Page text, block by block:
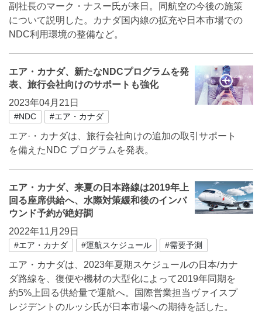
副社長のマーク・ナスー氏が来日。同航空の今後の施策
について説明した。カナダ国内線の拡充や日本市場での
NDC利用環境の整備など。
エア・カナダ、新たなNDCプログラムを発
表、旅行会社向けのサポートも強化
2023年04月21日
#NDC #エア・カナダ
エア·・カナダは、旅行会社向けの追加の取引サポート
を備えたNDC プログラムを発表。
エア・カナダ、来夏の日本路線は2019年上
回る座席供給へ、水際対策緩和後のインバ
ウンド予約が絶好調
2022年11月29日
#エア・カナダ #運航スケジュール #需要予測
エア・カナダは、2023年夏期スケジュールの日本/カナ
ダ路線を、復便や機材の大型化によって2019年同期を
約5%上回る供給量で運航へ。国際営業担当ヴァイスプ
レジデントのルッシ氏が日本市場への期待を話した。